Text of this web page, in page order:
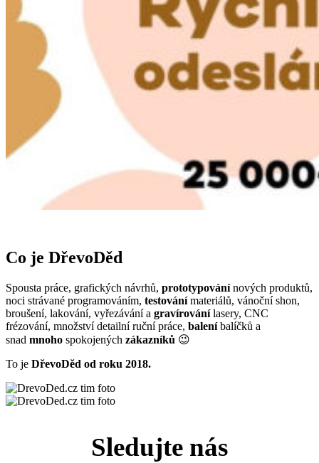
Co je DřevoDěd
Spousta práce, grafických návrhů, prototypovánínových produktů,
noci strávané programováním, testovánímateriálů, vánoční shon,
broušení, lakování, vyřezávání a gravírovánílasery, CNC
frézování, množství detailní ruční práce, baleníbalíčků a
snad mnoho spokojených zákazníků 😉
To je DřevoDěd od roku 2018.
Sledujte nás